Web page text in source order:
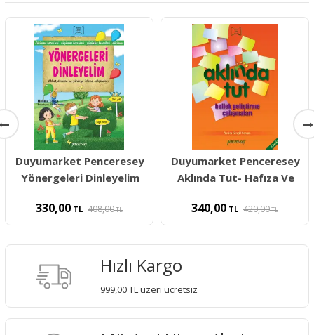
Duyumarket Penceresey
Yönergeleri Dinleyelim
330,00 TL 408,00TL
Duyumarket Penceresey
Aklında Tut- Hafıza Ve
340,00 TL 420,00TL
Hızlı Kargo
999,00 TL üzeri ücretsiz